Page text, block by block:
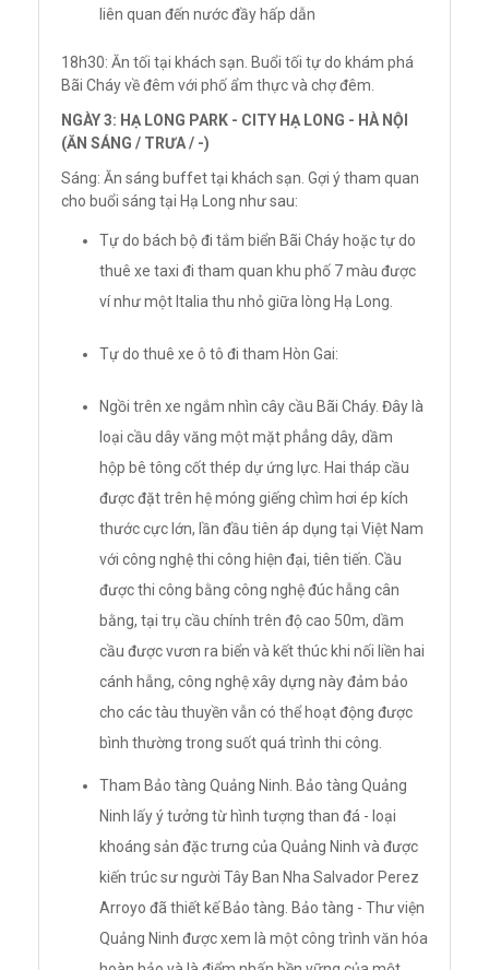
liên quan đến nước đầy hấp dẫn
18h30: Ăn tối tại khách sạn. Buổi tối tự do khám phá
Bãi Cháy về đêm với phố ẩm thực và chợ đêm.
NGÀY 3: HẠ LONG PARK - CITY HẠ LONG - HÀ NỘI
(ĂN SÁNG / TRƯA / -)
Sáng: Ăn sáng buffet tại khách sạn. Gợi ý tham quan
cho buổi sáng tại Hạ Long như sau:
Tự do bách bộ đi tắm biển Bãi Cháy hoặc tự do
thuê xe taxi đi tham quan khu phố 7 màu được
ví như một Italia thu nhỏ giữa lòng Hạ Long.
Tự do thuê xe ô tô đi tham Hòn Gai:
Ngồi trên xe ngắm nhìn cây cầu Bãi Cháy. Đây là
loại cầu dây văng một mặt phẳng dây, dầm
hộp bê tông cốt thép dự ứng lực. Hai tháp cầu
được đặt trên hệ móng giếng chìm hơi ép kích
thước cực lớn, lần đầu tiên áp dụng tại Việt Nam
với công nghệ thi công hiện đại, tiên tiến. Cầu
được thi công bằng công nghệ đúc hẫng cân
bằng, tại trụ cầu chính trên độ cao 50m, dầm
cầu được vươn ra biển và kết thúc khi nối liền hai
cánh hẫng, công nghệ xây dựng này đảm bảo
cho các tàu thuyền vẫn có thể hoạt động được
bình thường trong suốt quá trình thi công.
Tham Bảo tàng Quảng Ninh. Bảo tàng Quảng
Ninh lấy ý tưởng từ hình tượng than đá - loại
khoáng sản đặc trưng của Quảng Ninh và được
kiến trúc sư người Tây Ban Nha Salvador Perez
Arroyo đã thiết kế Bảo tàng. Bảo tàng - Thư viện
Quảng Ninh được xem là một công trình văn hóa